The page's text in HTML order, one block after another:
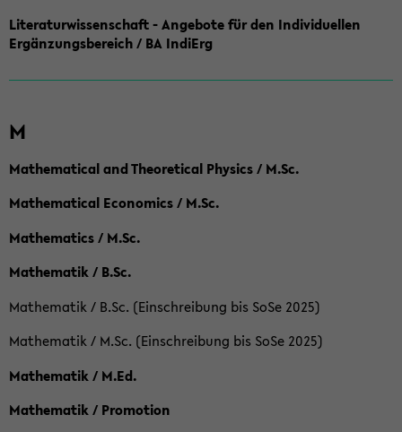
Literaturwissenschaft - Angebote für den Individuellen
Ergänzungsbereich / BA IndiErg
M
Mathematical and Theoretical Physics / M.Sc.
Mathematical Economics / M.Sc.
Mathematics / M.Sc.
Mathematik / B.Sc.
Mathematik / B.Sc. (Einschreibung bis SoSe 2025)
Mathematik / M.Sc. (Einschreibung bis SoSe 2025)
Mathematik / M.Ed.
Mathematik / Promotion